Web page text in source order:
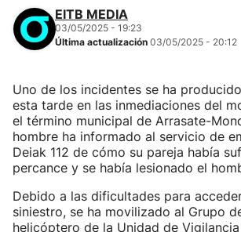
EITB MEDIA
03/05/2025 - 19:23
Última actualización 03/05/2025 - 20:12
Uno de los incidentes se ha
esta tarde en las inmediaciones del
el término municipal de Arrasate-
hombre ha informado al servicio de
Deiak 112 de cómo su pareja había
percance y se había lesionado el
Debido a las dificultades para
siniestro, se ha movilizado al Grupo
helicóptero de la Unidad de